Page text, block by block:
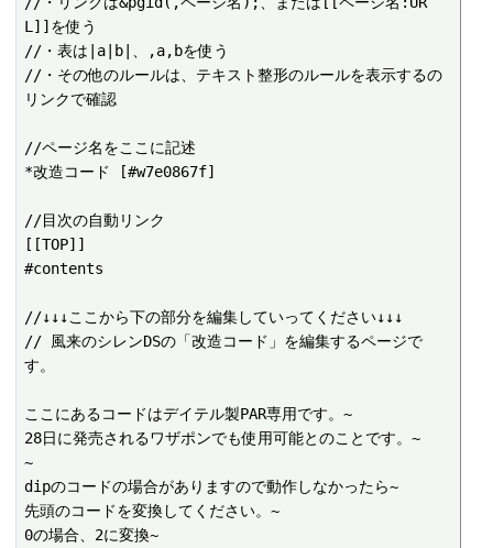
L]]を使う
//・表は|a|b|、,a,bを使う
//・その他のルールは、テキスト整形のルールを表示するの
リンクで確認
//ページ名をここに記述
*改造コード [#w7e0867f]
//目次の自動リンク
[[TOP]]
#contents
//↓↓↓ここから下の部分を編集していってください↓↓↓
// 風来のシレンDSの「改造コード」を編集するページで
す。
ここにあるコードはデイテル製PAR専用です。~
28日に発売されるワザポンでも使用可能とのことです。~
~
dipのコードの場合がありますので動作しなかったら~
先頭のコードを変換してください。~
0の場合、2に変換~